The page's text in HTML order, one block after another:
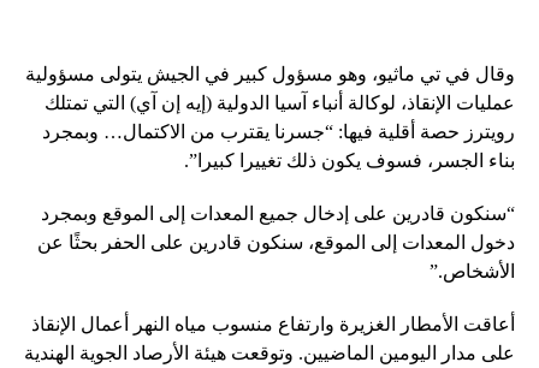
وقال في تي ماثيو، وهو مسؤول كبير في الجيش يتولى مسؤولية
عمليات الإنقاذ، لوكالة أنباء آسيا الدولية (إيه إن آي) التي تمتلك
رويترز حصة أقلية فيها: “جسرنا يقترب من الاكتمال… وبمجرد
بناء الجسر، فسوف يكون ذلك تغييرا كبيرا”.
“سنكون قادرين على إدخال جميع المعدات إلى الموقع وبمجرد
دخول المعدات إلى الموقع، سنكون قادرين على الحفر بحثًا عن
الأشخاص.”
أعاقت الأمطار الغزيرة وارتفاع منسوب مياه النهر أعمال الإنقاذ
على مدار اليومين الماضيين. وتوقعت هيئة الأرصاد الجوية الهندية